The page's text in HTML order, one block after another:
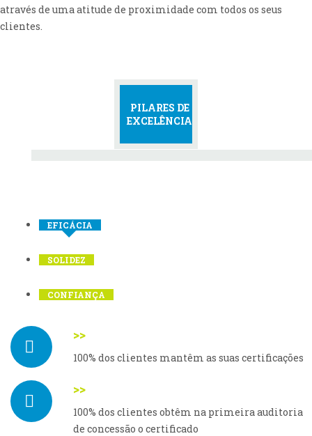
através de uma atitude de proximidade com todos os seus
clientes.
PILARES DE
EXCELÊNCIA
EFICÁCIA
SOLIDEZ
CONFIANÇA
>>
100% dos clientes mantêm as suas certificações
>>
100% dos clientes obtêm na primeira auditoria
de concessão o certificado